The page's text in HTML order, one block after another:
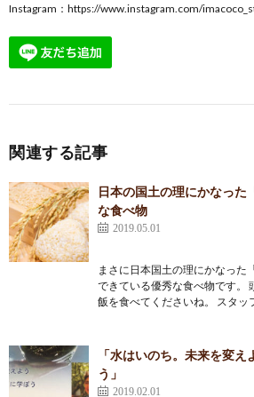
Instagram： https://www.instagram.com/
関連する記事
日本の国土の理にかなった
な食べ物
2019.05.01
まさに日本国土の理にかなった
できている優秀な食べ物です。
飯を食べてくださいね。 スタ
「水はいのち。未来を変
う」
2019.02.01